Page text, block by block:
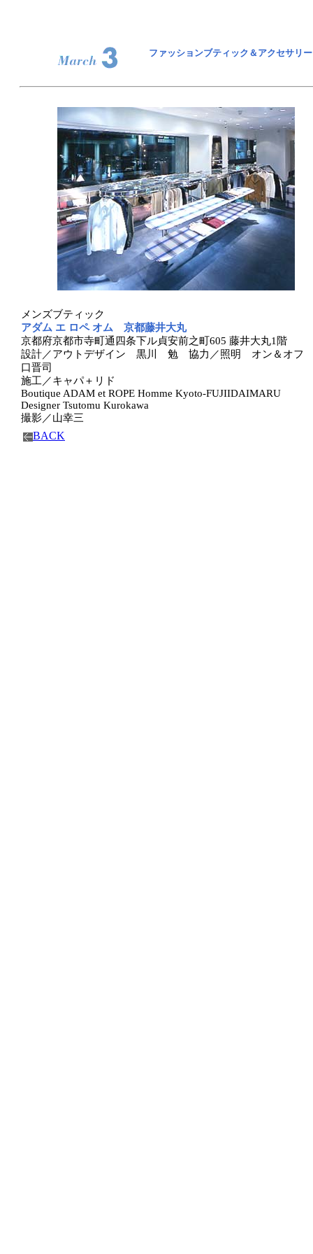
ファッションブティック＆アクセサリー
メンズブティック
アダム エ ロペ オム 京都藤井大丸
京都府京都市寺町通四条下ル貞安前之町605 藤井大丸1階
設計／アウトデザイン 黒川 勉 協力／照明 オン＆オフ
口晋司
施工／キャパ＋リド
Boutique ADAM et ROPE Homme Kyoto-FUJIIDAIMARU
Designer Tsutomu Kurokawa
撮影／山幸三
BACK